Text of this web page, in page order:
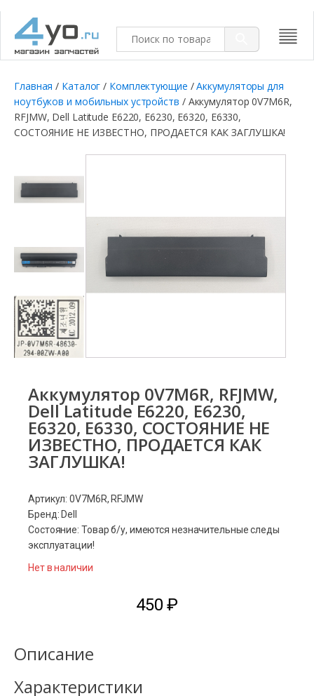
Главная / Каталог / Комплектующие /Аккумуляторы для
ноутбуков и мобильных устройств / Аккумулятор 0V7M6R,
RFJMW, Dell Latitude E6220, E6230, E6320, E6330,
СОСТОЯНИЕ НЕ ИЗВЕСТНО, ПРОДАЕТСЯ КАК ЗАГЛУШКА!
Аккумулятор 0V7M6R, RFJMW,
Dell Latitude E6220, E6230,
E6320, E6330, СОСТОЯНИЕ НЕ
ИЗВЕСТНО, ПРОДАЕТСЯ КАК
ЗАГЛУШКА!
Артикул: 0V7M6R, RFJMW
Бренд: Dell
Состояние: Товар б/у, имеются незначительные следы
эксплуатации!
Нет в наличии
450₽
Описание
Характеристики